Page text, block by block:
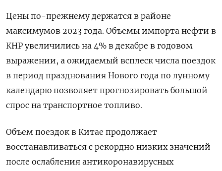
Цены по-прежнему держатся в районе
максимумов 2023 года. Объемы импорта нефти в
КНР увеличились на 4% в декабре в годовом
выражении, а ожидаемый всплеск числа поездок
в период празднования Нового года по лунному
календарю позволяет прогнозировать большой
спрос на транспортное топливо.
Объем поездок в Китае продолжает
восстанавливаться с рекордно низких значений
после ослабления антикоронавирусных